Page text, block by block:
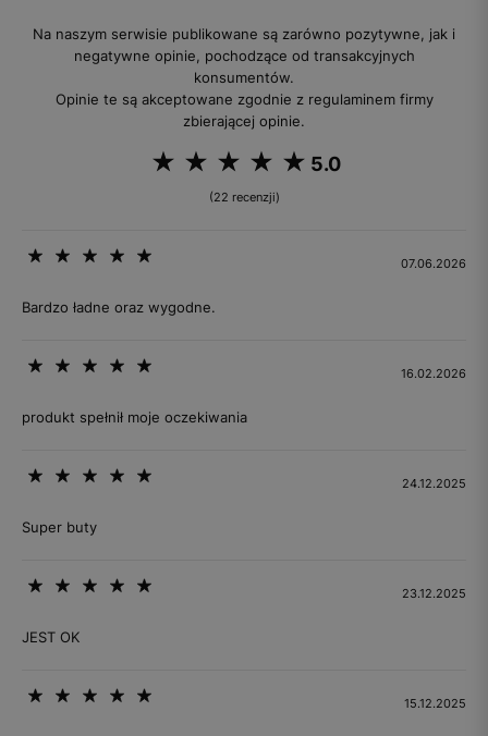
Na naszym serwisie publikowane są zarówno pozytywne, jak i
negatywne opinie, pochodzące od transakcyjnych
konsumentów.
Opinie te są akceptowane zgodnie z regulaminem firmy
zbierającej opinie.
5.0
(22 recenzji)
07.06.2026
Bardzo ładne oraz wygodne.
16.02.2026
produkt spełnił moje oczekiwania
24.12.2025
Super buty
23.12.2025
JEST OK
15.12.2025